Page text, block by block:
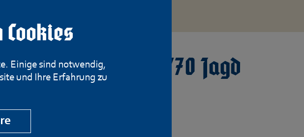
Einige sind notwendig,
und Ihre Erfahrung zu
Brenneke, Kal. 16/70 Jagd